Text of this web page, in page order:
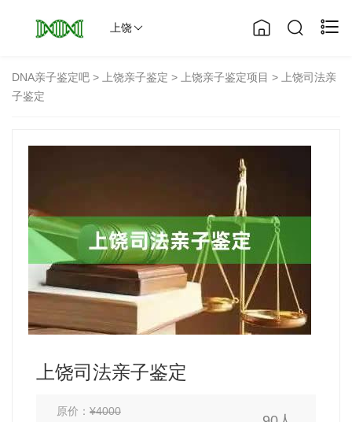
上饶
DNA亲子鉴定吧 > 上饶亲子鉴定 > 上饶亲子鉴定项目 > 上饶司法亲
子鉴定
上饶司法亲子鉴定
原价： ¥4000